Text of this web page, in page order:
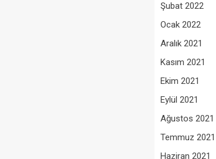
Şubat 2022
Ocak 2022
Aralık 2021
Kasım 2021
Ekim 2021
Eylül 2021
Ağustos 2021
Temmuz 2021
Haziran 2021